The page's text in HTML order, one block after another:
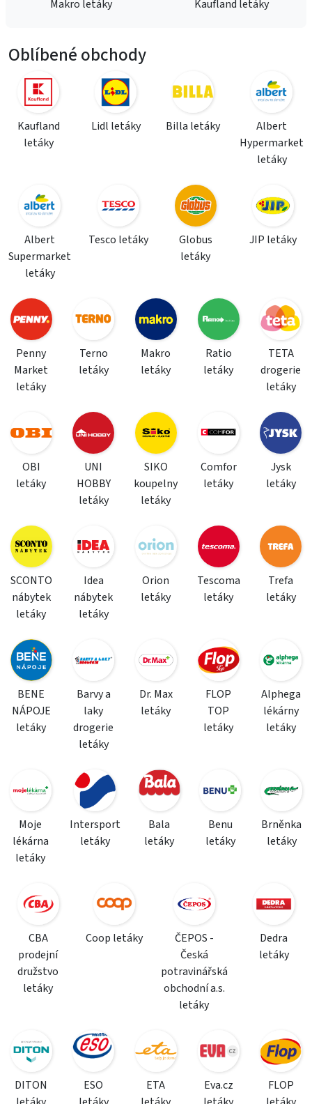
Makro letáky Kaufland letáky
Oblíbené obchody
Kaufland
letáky
Lidl letáky Billa letáky
Albert
Hypermarket
letáky
Albert
Supermarket
letáky
Tesco letáky
Globus
letáky
JIP letáky
Penny
Market
letáky
Terno
letáky
Makro
letáky
Ratio
letáky
TETA
drogerie
letáky
OBI
letáky
UNI
HOBBY
letáky
SIKO
koupelny
letáky
Comfor
letáky
Jysk
letáky
SCONTO
nábytek
letáky
Idea
nábytek
letáky
Orion
letáky
Tescoma
letáky
Trefa
letáky
BENE
NÁPOJE
letáky
Barvy a
laky
drogerie
letáky
Dr. Max
letáky
FLOP
TOP
letáky
Alphega
lékárny
letáky
Moje
lékárna
letáky
Intersport
letáky
Bala
letáky
Benu
letáky
Brněnka
letáky
CBA
prodejní
družstvo
letáky
Coop letáky
ČEPOS -
Česká
potravinářská
obchodní a.s.
letáky
Dedra
letáky
DITON
ESO
ETA
Eva.cz
FLOP